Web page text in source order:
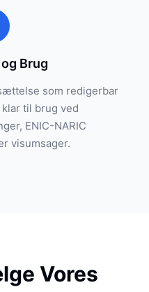
Brug
som redigerbar
til brug ved
ENIC-NARIC
visumsager.
Vores